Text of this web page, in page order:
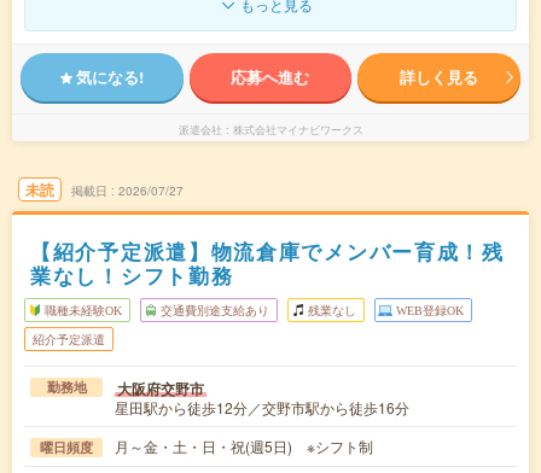
もっと見る
気になる! 応募へ進む 詳しく見る
派遣会社 株式会社マイナビワークス
未読 掲載日 2026/07/27
【紹介予定派遣】物流倉庫でメンバー育成！残
業なし！シフト勤務
職種未経験OK 交通費別途支給あり 残業なし WEB登録OK
紹介予定派遣
勤務地 大阪府交野市
星田駅から徒歩12分／交野市駅から徒歩16分
曜日頻度 月～金・土・日・祝(週5日) ※シフト制